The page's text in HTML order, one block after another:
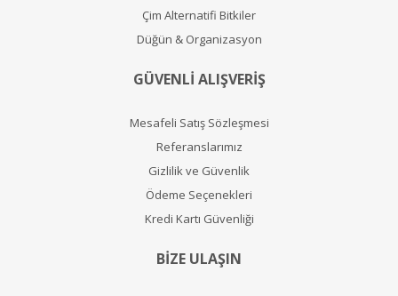
Çim Alternatifi Bitkiler
Düğün & Organizasyon
GÜVENLİ ALIŞVERİŞ
Mesafeli Satış Sözleşmesi
Referanslarımız
Gizlilik ve Güvenlik
Ödeme Seçenekleri
Kredi Kartı Güvenliği
BİZE ULAŞIN